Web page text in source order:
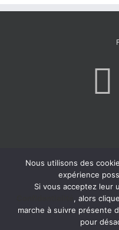
Nous utilisons des
expérience
Si vous acceptez leur
, alors
marche à suivre présente
pour